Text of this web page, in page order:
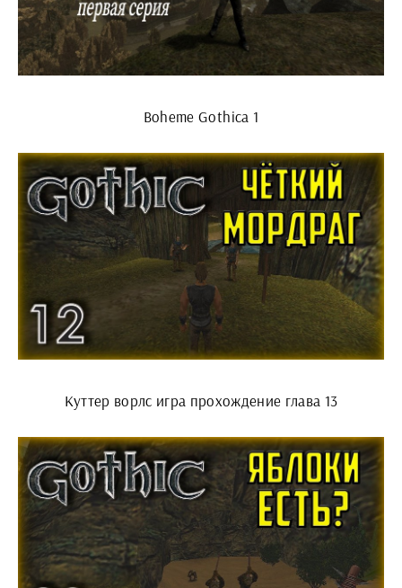
Boheme Gothica 1
Куттер ворлс игра прохождение глава 13